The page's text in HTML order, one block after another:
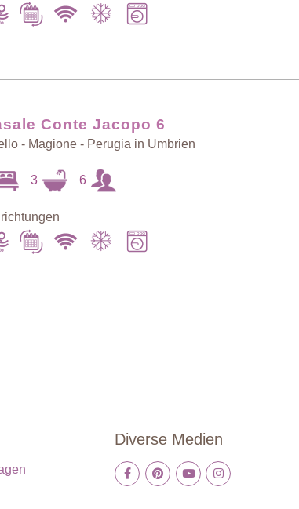
Conte Jacopo 6
- Magione - Perugia in Umbrien
3 6
Diverse Medien